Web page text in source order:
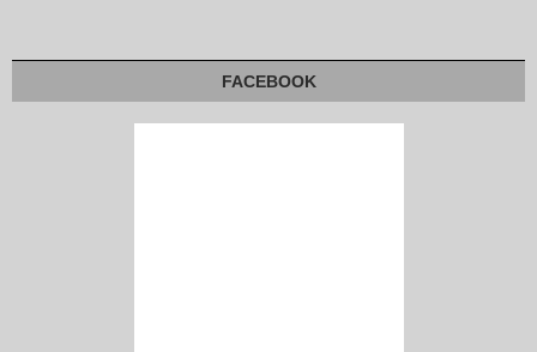
FACEBOOK